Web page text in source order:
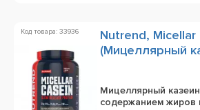
Код товара: 33936
Nutrend, Micellar
(Мицеллярный
Мицеллярный
содержанием жиров